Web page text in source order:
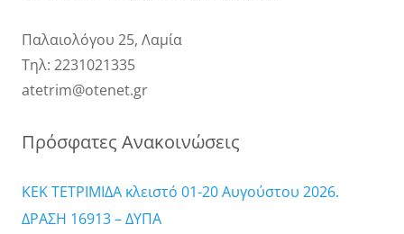
Παλαιολόγου 25, Λαμία
Τηλ: 2231021335
atetrim@otenet.gr
Πρόσφατες Ανακοινώσεις
ΚΕΚ ΤΕΤΡΙΜΙΔΑ κλειστό 01-20 Αυγούστου 2026.
ΔΡΑΣΗ 16913 – ΔΥΠΑ